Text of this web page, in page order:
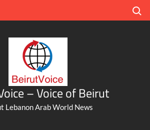
– Voice of Beirut
Lebanon Arab World News